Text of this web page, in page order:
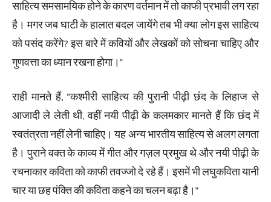
साहित्य समसामयिक होने के कारण वर्तमान में तो काफी प्रभावी लग रहा
है। मगर जब घाटी के हालात बदल जायेंगे तब भी क्या लोग इस साहित्य
को पसंद करेंगे? इस बारे में कवियों और लेखकों को सोचना चाहिए और
गुणवत्ता का ध्यान रखना होगा।”
राही मानते हैं, “कश्मीरी साहित्य की पुरानी पीढ़ी छंद के लिहाज से
आजादी ले लेती थी, वहीं नयी पीढ़ी के कलमकार मानते हैं कि छंद में
स्वतंत्रता नहीं लेनी चाहिए। यह अन्य भारतीय साहित्य से अलग लगता
है। पुराने वक्त के काव्य में गीत और गज़ल प्रमुख थे और नयी पीढ़ी के
रचनाकार कविता को काफी तवज्जो दे रहे हैं। इसमें भी लघुकविता यानी
चार या छह पंक्ति की कविता कहने का चलन बढ़ा है।”